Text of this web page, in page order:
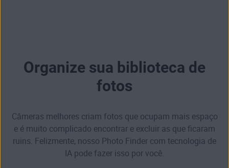
Organize sua biblioteca de
fotos
Câmeras melhores criam fotos que ocupam mais espaço
e é muito complicado encontrar e excluir as que ficaram
ruins. Felizmente, nosso Photo Finder com tecnologia de
IA pode fazer isso por você.